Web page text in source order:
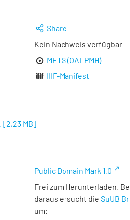
Share
Kein Nachweis verfügbar
METS (OAI-PMH)
IIIF-Manifest
[2,23 MB]
Public Domain Mark 1.0
Frei zum Herunterladen.
daraus ersucht die SuUB
um: